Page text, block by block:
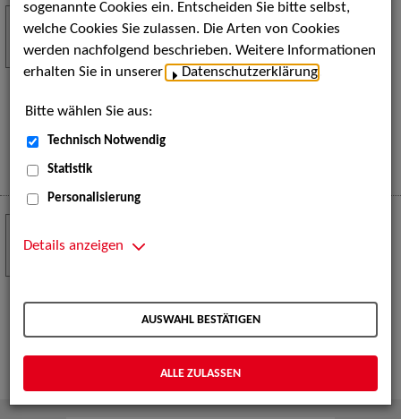
Stuttgart Street Art
Kunst, Live-Acts und Aktionen für Kinder und
Familien. Die Stuttgart Street Art verwandelt den
eine große Open-Air-Bühne voller Akrobatik, Tanz,
Musik und beeindruckender Live-Performances.
Mehr
18
JUL
Serienfestival Weimar
TeleVisionale – Film- und Serienfestival in Weimar
und Eventpartnerin des Crew Call Weimar.
Mehr
NOV
sogenannte Cookies ein. Entscheiden Sie bitte selbst,
welche Cookies Sie zulassen. Die Arten von Cookies
werden nachfolgend beschrieben. Weitere Informationen
erhalten Sie in unserer
Datenschutzerklärung
Bitte wählen Sie aus:
Technisch Notwendig
Statistik
Personalisierung
Details anzeigen
AUSWAHL BESTÄTIGEN
ALLE ZULASSEN